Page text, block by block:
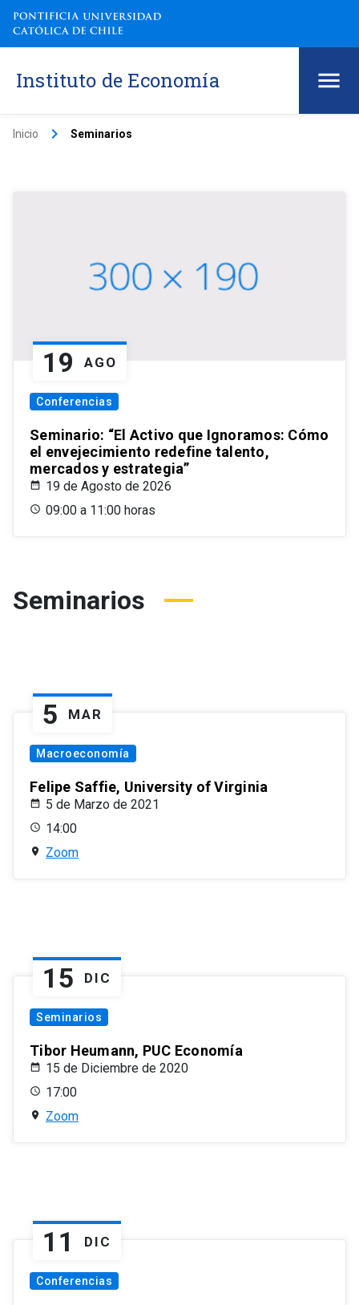
Instituto de Economía
Inicio keyboard_arrow_right Seminarios
19 AGO
Conferencias
Seminario: “El Activo que Ignoramos: Cómo
el envejecimiento redefine talento,
mercados y estrategia”
19 de Agosto de 2026
09:00 a 11:00 horas
Seminarios
5 MAR
Macroeconomía
Felipe Saffie, University of Virginia
5 de Marzo de 2021
14:00
Zoom
15 DIC
Seminarios
Tibor Heumann, PUC Economía
15 de Diciembre de 2020
17:00
Zoom
11 DIC
Conferencias